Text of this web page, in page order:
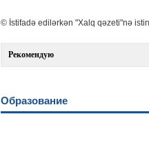
© İstifadə edilərkən "Xalq qəzeti"nə
Рекомендую
Образование